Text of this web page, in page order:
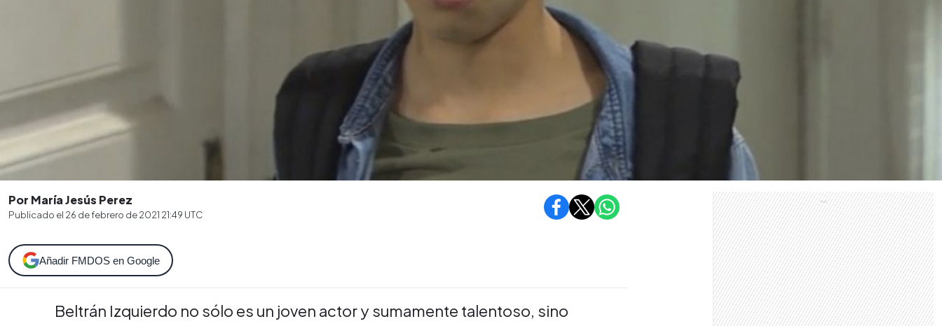
Por María Jesús Perez
Publicado el 26 de febrero de 2021 21:49 UTC
Añadir FMDOS en Google
Beltrán Izquierdo no sólo es un joven actor y sumamente talentoso, sino